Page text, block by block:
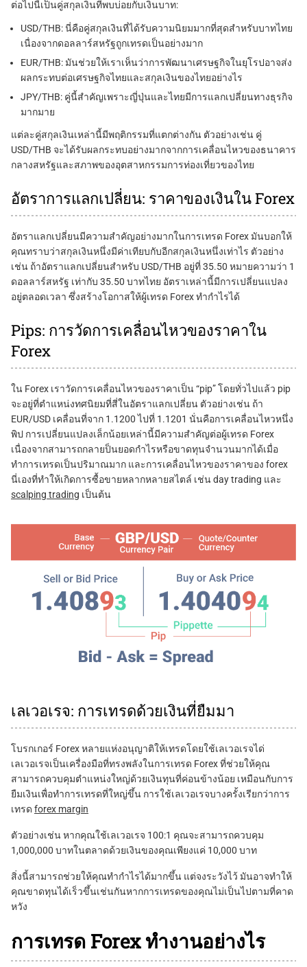
ต่อไปนี้เป็นคู่สกุลเงินที่พบบ่อยกับเงินบาท:
USD/THB: นี่คือคู่สกุลเงินที่ได้รับความนิยมมากที่สุดสำหรับบาทไทย
เนื่องจากดอลลาร์สหรัฐถูกเทรดเป็นอย่างมาก
EUR/THB: มันช่วยให้เราเห็นว่าการพัฒนาเศรษฐกิจในยุโรปอาจส่ง
ผลกระทบต่อเศรษฐกิจไทยและสกุลเงินของไทยอย่างไร
JPY/THB: คู่นี้สำคัญเพราะญี่ปุ่นและไทยมีการแลกเปลี่ยนทางธุรกิจ
มากมาย
แต่ละคู่สกุลเงินเหล่านี้มีพฤติกรรมที่แตกต่างกัน ตัวอย่างเช่น คู่
USD/THB จะได้รับผลกระทบอย่างมากจากการเคลื่อนไหวของธนาคาร
กลางสหรัฐและสภาพของอุตสาหกรรมการท่องเที่ยวของไทย
อัตราการแลกเปลี่ยน: ราคาของเงินใน Forex
อัตราแลกเปลี่ยนมีความสำคัญอย่างมากในการเทรด Forex มันบอกให้
คุณทราบว่าสกุลเงินหนึ่งมีค่าเทียบกับอีกสกุลเงินหนึ่งเท่าไร ตัวอย่าง
เช่น ถ้าอัตราแลกเปลี่ยนสำหรับ USD/THB อยู่ที่ 35.50 หมายความว่า 1
ดอลลาร์สหรัฐ เท่ากับ 35.50 บาทไทย อัตราเหล่านี้มีการเปลี่ยนแปลง
อยู่ตลอดเวลา ซึ่งสร้างโอกาสให้ผู้เทรด Forex ทำกำไรได้
Pips: การวัดการเคลื่อนไหวของราคาใน
Forex
ใน Forex เราวัดการเคลื่อนไหวของราคาเป็น “pip” โดยทั่วไปแล้ว pip
จะอยู่ที่ตำแหน่งทศนิยมที่สี่ในอัตราแลกเปลี่ยน ตัวอย่างเช่น ถ้า
EUR/USD เคลื่อนที่จาก 1.1200 ไปที่ 1.1201 นั่นคือการเคลื่อนไหวหนึ่ง
พิป การเปลี่ยนแปลงเล็กน้อยเหล่านี้มีความสำคัญต่อผู้เทรด Forex
เนื่องจากสามารถกลายป็นยอดกำไรหรือขาดทุนจำนวนมากได้เมื่อ
ทำการเทรดเป็นปริมาณมาก และการเคลื่อนไหวของราคาของ forex
นี่เองที่ทำให้เกิดการซื้อขายหลากหลายสไตล์ เช่น day trading และ
scalping trading เป็นต้น
เลเวอเรจ: การเทรดด้วยเงินที่ยืมมา
โบรกเกอร์ Forex หลายแห่งอนุญาติให้เทรดโดยใช้เลเวอเรจได่
เลเวอเรจเป็นเครื่องมือที่ทรงพลังในการเทรด Forex ที่ช่วยให้คุณ
สามารถควบคุมตำแหน่งใหญ่ด้วยเงินทุนที่ค่อนข้างน้อย เหมือนกับการ
ยืมเงินเพื่อทำการเทรดที่ใหญ่ขึ้น การใช้เลเวอเรจบางครั้งเรียกว่าการ
เทรด forex margin
ตัวอย่างเช่น หากคุณใช้เลเวอเรจ 100:1 คุณจะสามารถควบคุม
1,000,000 บาทในตลาดด้วยเงินของคุณเพียงแค่ 10,000 บาท
สิ่งนี้สามารถช่วยให้คุณทำกำไรได้มากขึ้น แต่จงระวังไว้ มันอาจทำให้
คุณขาดทุนได้เร็วขึ้นเช่นกันหากการเทรดของคุณไม่เป็นไปตามที่คาด
หวัง
การเทรด Forex ทำงานอย่างไร